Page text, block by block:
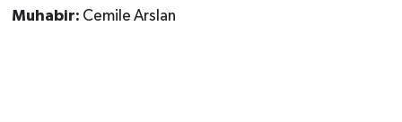
Muhabir: Cemile Arslan